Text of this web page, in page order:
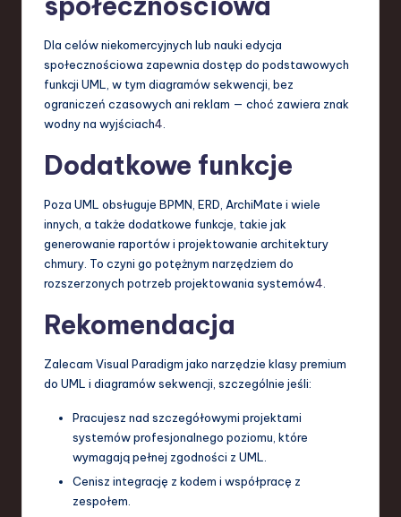
Dla celów niekomercyjnych lub nauki edycja
społecznościowa zapewnia dostęp do podstawowych
funkcji UML, w tym diagramów sekwencji, bez
ograniczeń czasowych ani reklam — choć zawiera znak
wodny na wyjściach4
Dodatkowe funkcje
Poza UML obsługuje BPMN, ERD, ArchiMate i wiele
innych, a także dodatkowe funkcje, takie jak
generowanie raportów i projektowanie architektury
chmury. To czyni go potężnym narzędziem do
rozszerzonych potrzeb projektowania systemów4
Rekomendacja
Zalecam Visual Paradigm jako narzędzie klasy premium
do UML i diagramów sekwencji, szczególnie jeśli:
Pracujesz nad szczegółowymi projektami
systemów profesjonalnego poziomu, które
wymagają pełnej zgodności z UML.
Cenisz integrację z kodem i współpracę z
zespołem.